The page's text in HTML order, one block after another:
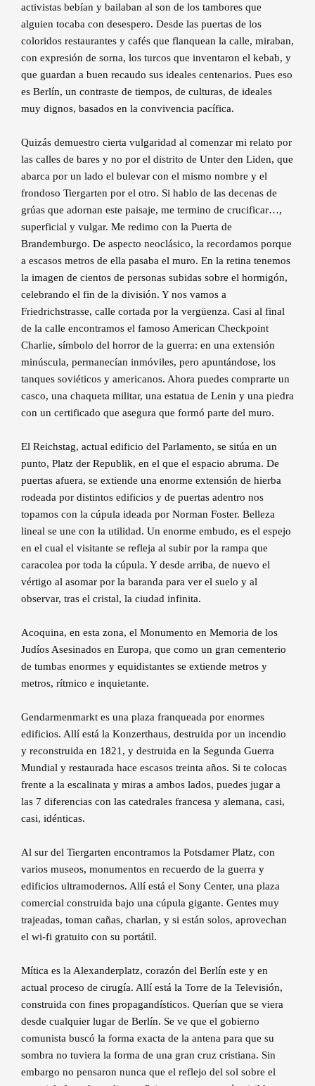
activistas bebían y bailaban al son de los tambores que
alguien tocaba con desespero. Desde las puertas de los
coloridos restaurantes y cafés que flanquean la calle, miraban,
con expresión de sorna, los turcos que inventaron el kebab, y
que guardan a buen recaudo sus ideales centenarios. Pues eso
es Berlín, un contraste de tiempos, de culturas, de ideales
muy dignos, basados en la convivencia pacífica.
Quizás demuestro cierta vulgaridad al comenzar mi relato por
las calles de bares y no por el distrito de Unter den Liden, que
abarca por un lado el bulevar con el mismo nombre y el
frondoso Tiergarten por el otro. Si hablo de las decenas de
grúas que adornan este paisaje, me termino de crucificar…,
superficial y vulgar. Me redimo con la Puerta de
Brandemburgo. De aspecto neoclásico, la recordamos porque
a escasos metros de ella pasaba el muro. En la retina tenemos
la imagen de cientos de personas subidas sobre el hormigón,
celebrando el fin de la división. Y nos vamos a
Friedrichstrasse, calle cortada por la vergüenza. Casi al final
de la calle encontramos el famoso American Checkpoint
Charlie, símbolo del horror de la guerra: en una extensión
minúscula, permanecían inmóviles, pero apuntándose, los
tanques soviéticos y americanos. Ahora puedes comprarte un
casco, una chaqueta militar, una estatua de Lenin y una piedra
con un certificado que asegura que formó parte del muro.
El Reichstag, actual edificio del Parlamento, se sitúa en un
punto, Platz der Republik, en el que el espacio abruma. De
puertas afuera, se extiende una enorme extensión de hierba
rodeada por distintos edificios y de puertas adentro nos
topamos con la cúpula ideada por Norman Foster. Belleza
lineal se une con la utilidad. Un enorme embudo, es el espejo
en el cual el visitante se refleja al subir por la rampa que
caracolea por toda la cúpula. Y desde arriba, de nuevo el
vértigo al asomar por la baranda para ver el suelo y al
observar, tras el cristal, la ciudad infinita.
Acoquina, en esta zona, el Monumento en Memoria de los
Judíos Asesinados en Europa, que como un gran cementerio
de tumbas enormes y equidistantes se extiende metros y
metros, rítmico e inquietante.
Gendarmenmarkt es una plaza franqueada por enormes
edificios. Allí está la Konzerthaus, destruida por un incendio
y reconstruida en 1821, y destruida en la Segunda Guerra
Mundial y restaurada hace escasos treinta años. Si te colocas
frente a la escalinata y miras a ambos lados, puedes jugar a
las 7 diferencias con las catedrales francesa y alemana, casi,
casi, idénticas.
Al sur del Tiergarten encontramos la Potsdamer Platz, con
varios museos, monumentos en recuerdo de la guerra y
edificios ultramodernos. Allí está el Sony Center, una plaza
comercial construida bajo una cúpula gigante. Gentes muy
trajeadas, toman cañas, charlan, y si están solos, aprovechan
el wi-fi gratuito con su portátil.
Mítica es la Alexanderplatz, corazón del Berlín este y en
actual proceso de cirugía. Allí está la Torre de la Televisión,
construida con fines propagandísticos. Querían que se viera
desde cualquier lugar de Berlín. Se ve que el gobierno
comunista buscó la forma exacta de la antena para que su
sombra no tuviera la forma de una gran cruz cristiana. Sin
embargo no pensaron nunca que el reflejo del sol sobre el